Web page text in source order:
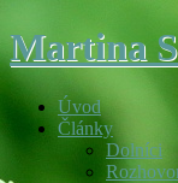
Martina
Úvod
Články
Dolníci